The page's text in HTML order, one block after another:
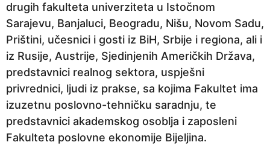
drugih fakulteta univerziteta u Istočnom
Sarajevu, Banjaluci, Beogradu, Nišu, Novom Sadu,
Prištini, učesnici i gosti iz BiH, Srbije i regiona, ali i
iz Rusije, Austrije, Sjedinjenih Američkih Država,
predstavnici realnog sektora, uspješni
privrednici, ljudi iz prakse, sa kojima Fakultet ima
izuzetnu poslovno-tehničku saradnju, te
predstavnici akademskog osoblja i zaposleni
Fakulteta poslovne ekonomije Bijeljina.